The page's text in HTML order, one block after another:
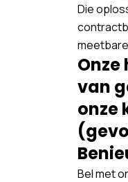
Die
van
onze
Bel met